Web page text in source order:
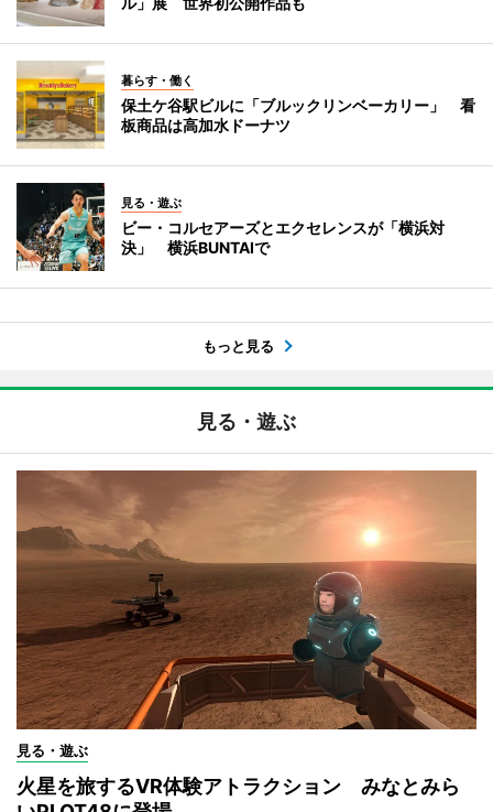
暮らす・働く
保土ケ谷駅ビルに「ブルックリンベーカリー」 看
板商品は高加水ドーナツ
見る・遊ぶ
ビー・コルセアーズとエクセレンスが「横浜対
決」 横浜BUNTAIで
もっと見る
見る・遊ぶ
見る・遊ぶ
火星を旅するVR体験アトラクション みなとみら